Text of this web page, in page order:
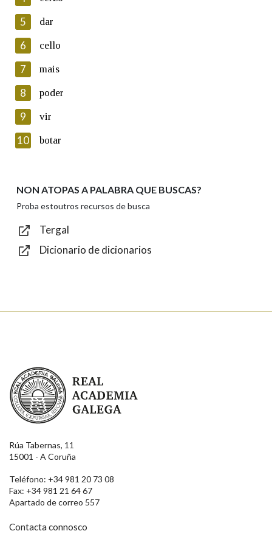
Lin e acepto as condicións da política de
Introduce o código que aparece na imaxe:
Texto de verificación
Enviar
5 dar
6 cello
7 mais
8 poder
9 vir
10 botar
NON ATOPAS A PALABRA QUE BUSCAS?
Proba estoutros recursos de busca
Tergal
Dicionario de dicionarios
Real Academia Galega
Rúa Tabernas, 11
15001 - A Coruña
Teléfono: +34 981 20 73 08
Fax: +34 981 21 64 67
Apartado de correo 557
Contacta connosco